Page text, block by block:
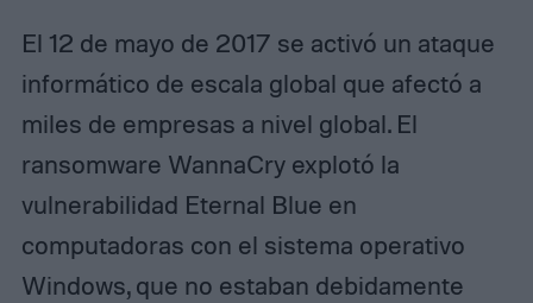
El 12 de mayo de 2017 se activó un ataque
informático de escala global que afectó a
miles de empresas a nivel global. El
ransomware WannaCry explotó la
vulnerabilidad Eternal Blue en
computadoras con el sistema operativo
Windows, que no estaban debidamente